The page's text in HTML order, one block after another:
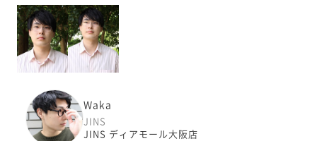
Waka
JINS
JINS ディアモール大阪店